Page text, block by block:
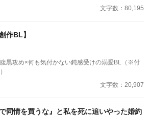
にでも親切で学校中の人気者。 西園寺 凛（さ
16歳 美咲の親友。恋愛経験豊富で美咲を応援す
文字数：80,195
作BL】
黒攻め×何も気付かない鈍感受けの溺愛BL（※付
文字数：20,907
で同情を買うな』と私を死に追いやった婚約